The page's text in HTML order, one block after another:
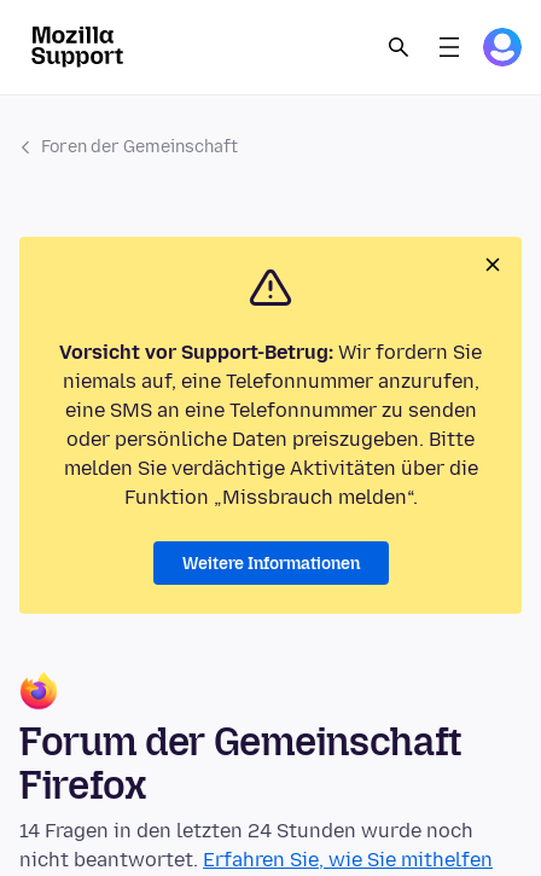
Foren der Gemeinschaft
Vorsicht vor Support-Betrug: Wir fordern Sie
niemals auf, eine Telefonnummer anzurufen,
eine SMS an eine Telefonnummer zu senden
oder persönliche Daten preiszugeben. Bitte
melden Sie verdächtige Aktivitäten über die
Funktion „Missbrauch melden“.
Weitere Informationen
Forum der Gemeinschaft
Firefox
14 Fragen in den letzten 24 Stunden wurde noch
nicht beantwortet. Erfahren Sie, wie Sie mithelfen